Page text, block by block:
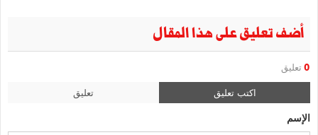
أضف تعليق على هذا المقال
0 تعليق
اكتب تعليق تعليق
الإسم